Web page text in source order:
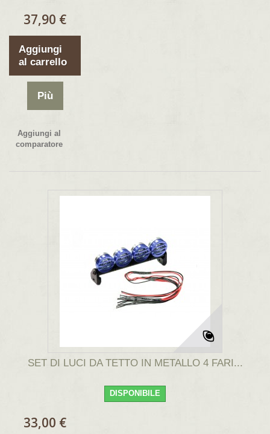
37,90 €
Aggiungi
al carrello
Più
Aggiungi al
comparatore
SET DI LUCI DA TETTO IN METALLO 4 FARI...
DISPONIBILE
33,00 €